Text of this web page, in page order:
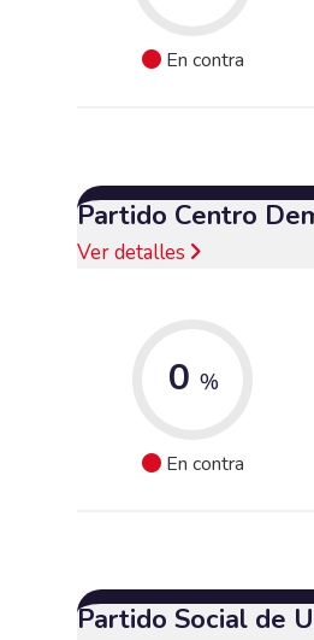
En contra
Partido Centro
Ver detalles
0 %
En contra
Partido Social de